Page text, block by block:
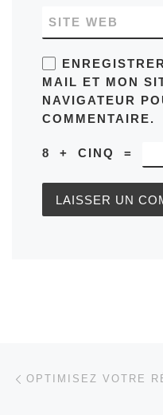
SITE WEB
MAIL ET MON
NAVIGATEUR
COMMENTAIRE.
8 + CINQ =
Parcourir les